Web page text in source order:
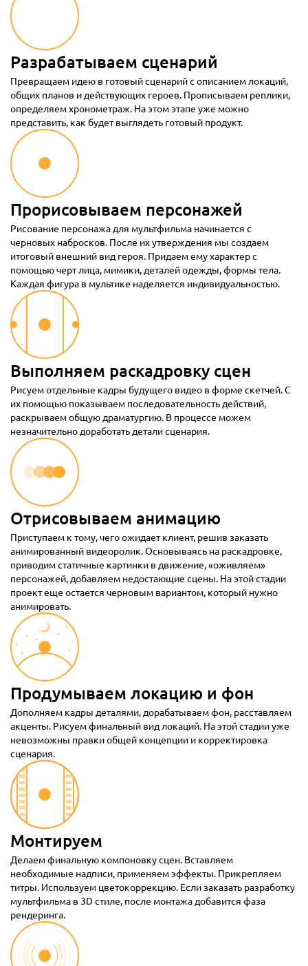
Разрабатываем сценарий
Превращаем идею в готовый сценарий с описанием локаций,
общих планов и действующих героев. Прописываем реплики,
определяем хронометраж. На этом этапе уже можно
представить, как будет выглядеть готовый продукт.
Прорисовываем персонажей
Рисование персонажа для мультфильма начинается с
черновых набросков. После их утверждения мы создаем
итоговый внешний вид героя. Придаем ему характер с
помощью черт лица, мимики, деталей одежды, формы тела.
Каждая фигура в мультике наделяется индивидуальностью.
Выполняем раскадровку сцен
Рисуем отдельные кадры будущего видео в форме скетчей. С
их помощью показываем последовательность действий,
раскрываем общую драматургию. В процессе можем
незначительно доработать детали сценария.
Отрисовываем анимацию
Приступаем к тому, чего ожидает клиент, решив заказать
анимированный видеоролик. Основываясь на раскадровке,
приводим статичные картинки в движение, «оживляем»
персонажей, добавляем недостающие сцены. На этой стадии
проект еще остается черновым вариантом, который нужно
анимировать.
Продумываем локацию и фон
Дополняем кадры деталями, дорабатываем фон, расставляем
акценты. Рисуем финальный вид локаций. На этой стадии уже
невозможны правки общей концепции и корректировка
сценария.
Монтируем
Делаем финальную компоновку сцен. Вставляем
необходимые надписи, применяем эффекты. Прикрепляем
титры. Используем цветокоррекцию. Если заказать разработку
мультфильма в 3D стиле, после монтажа добавится фаза
рендеринга.